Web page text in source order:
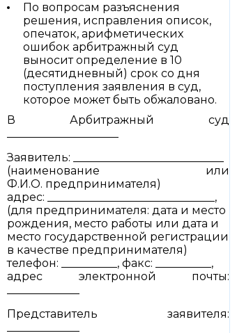
По вопросам разъяснения
решения, исправления описок,
опечаток, арифметических
ошибок арбитражный суд
выносит определение в 10
(десятидневный) срок со дня
поступления заявления в суд,
которое может быть обжаловано.
В Арбитражный суд
Заявитель: ___________________________
(наименование или
Ф.И.О. предпринимателя)
адрес: ______________________________,
(для предпринимателя: дата и место
рождения, место работы или дата и
место государственной регистрации
в качестве предпринимателя)
телефон: __________, факс: __________,
адрес электронной почты:
Представитель заявителя: